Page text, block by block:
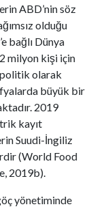
ABD’nin söz
olduğu
bağlı Dünya
milyon kişi için
politik olarak
büyük bir
2019
kayıt
Suudi-İngiliz
(World Food
2019b).
yönetiminde